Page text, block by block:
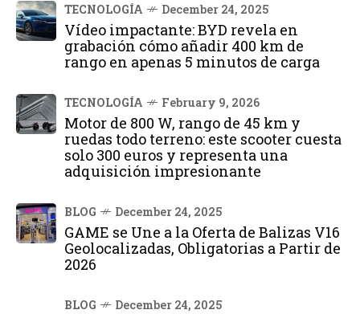
TECNOLOGÍA December 24, 2025
Vídeo impactante: BYD revela en
grabación cómo añadir 400 km de
rango en apenas 5 minutos de carga
TECNOLOGÍA February 9, 2026
Motor de 800 W, rango de 45 km y
ruedas todo terreno: este scooter cuesta
solo 300 euros y representa una
adquisición impresionante
BLOG December 24, 2025
GAME se Une a la Oferta de Balizas V16
Geolocalizadas, Obligatorias a Partir de
2026
BLOG December 24, 2025